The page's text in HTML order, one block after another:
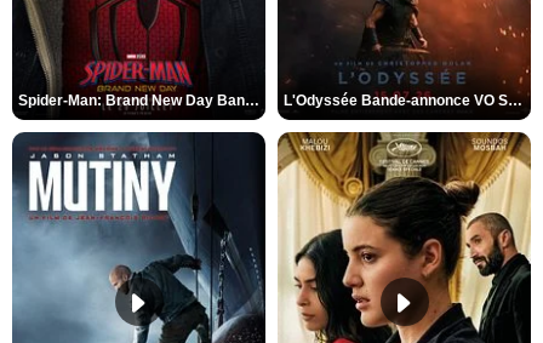
Spider-Man: Brand New Day Bande-annonce VO STFR L'Odyssée Bande-annonce VO STFR